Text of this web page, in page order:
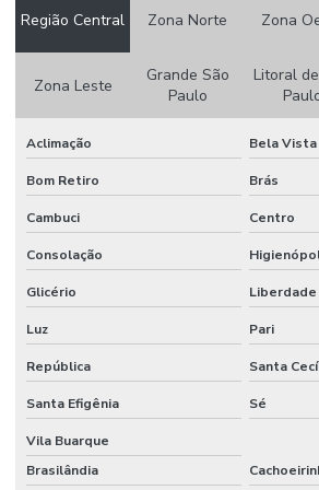
Construtora de casas em condomínio fechado
Construtora de casas residenciais
Construtora de galpão
Construtora industrial campinas
Construtora de obras comerciais
Construtora obras industriais
Construtora para reforma em campinas
Construtora residencial campinas
Região Central Zona Norte Zona
Zona Leste
Grande São
Paulo
Litoral
Aclimação Bela Vista
Bom Retiro Brás
Cambuci Centro
Consolação
Glicério Liberdade
Luz Pari
República Santa
Santa Efigênia Sé
Vila Buarque
Brasilândia